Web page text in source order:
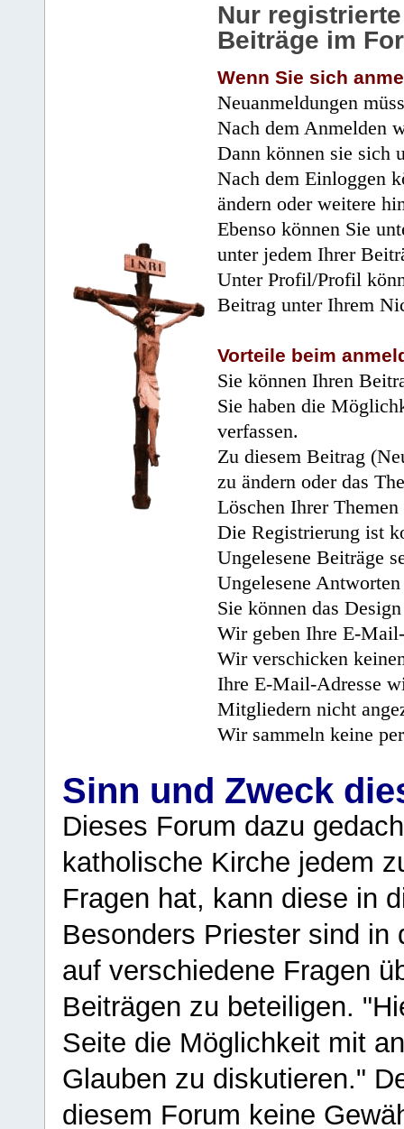
Nur
Beiträge im
Wenn Sie sich
Neuanmeldungen
Nach dem Anmelden
Dann können sie sich
Nach dem Einloggen
ändern oder weitere
Ebenso können Sie
unter jedem Ihrer
Unter Profil/Profil
Beitrag unter Ihrem
Vorteile beim
Sie können Ihren
Sie haben die
verfassen.
Zu diesem Beitrag
zu ändern oder das
Löschen Ihrer
Die Registrierung ist
Ungelesene Beiträge
Ungelesene
Sie können das
Wir geben Ihre E-
Wir verschicken
Ihre E-Mail-Adresse
Mitgliedern nicht
Wir sammeln keine
Sinn und Zweck
Dieses Forum dazu
katholische Kirche jedem
Fragen hat, kann diese in
Besonders Priester sind in
auf verschiedene Fragen
Beiträgen zu beteiligen.
Seite die Möglichkeit mit
Glauben zu diskutieren."
diesem Forum keine